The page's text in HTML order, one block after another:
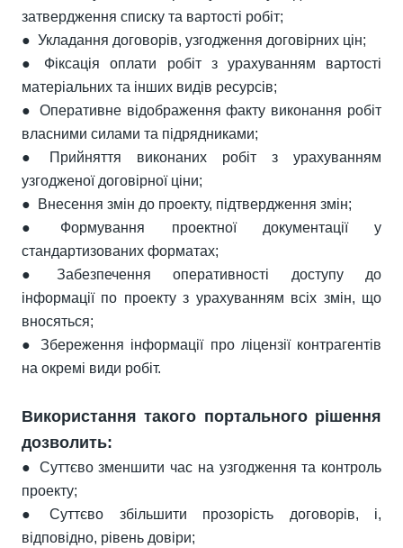
затвердження списку та вартості робіт;
● Укладання договорів, узгодження договірних цін;
● Фіксація оплати робіт з урахуванням вартості
матеріальних та інших видів ресурсів;
● Оперативне відображення факту виконання робіт
власними силами та підрядниками;
● Прийняття виконаних робіт з урахуванням
узгодженої договірної ціни;
● Внесення змін до проекту, підтвердження змін;
● Формування проектної документації у
стандартизованих форматах;
● Забезпечення оперативності доступу до
інформації по проекту з урахуванням всіх змін, що
вносяться;
● Збереження інформації про ліцензії контрагентів
на окремі види робіт.
Використання такого портального рішення
дозволить:
● Суттєво зменшити час на узгодження та контроль
проекту;
● Суттєво збільшити прозорість договорів, і,
відповідно, рівень довіри;